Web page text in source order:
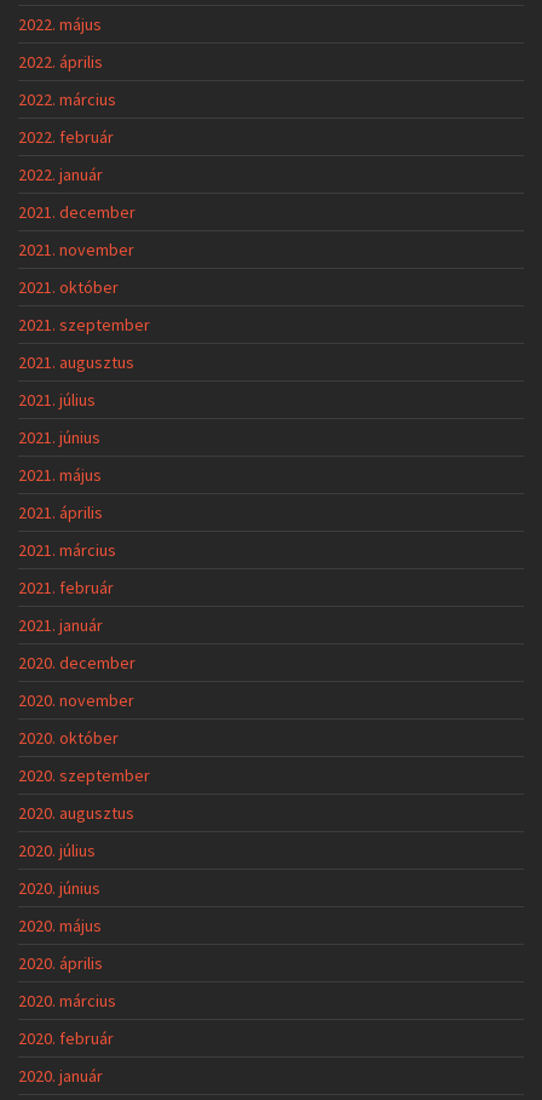
2022. május
2022. április
2022. március
2022. február
2022. január
2021. december
2021. november
2021. október
2021. szeptember
2021. augusztus
2021. július
2021. június
2021. május
2021. április
2021. március
2021. február
2021. január
2020. december
2020. november
2020. október
2020. szeptember
2020. augusztus
2020. július
2020. június
2020. május
2020. április
2020. március
2020. február
2020. január